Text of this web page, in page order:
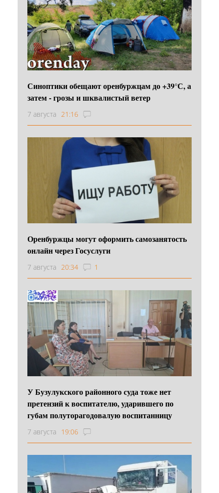
Синоптики обещают оренбуржцам до +39°С, а
затем - грозы и шквалистый ветер
7 августа 21:16
Оренбуржцы могут оформить самозанятость
онлайн через Госуслуги
7 августа 20:34 1
У Бузулукского районного суда тоже нет
претензий к воспитателю, ударившего по
губам полуторагодовалую воспитанницу
7 августа 19:06